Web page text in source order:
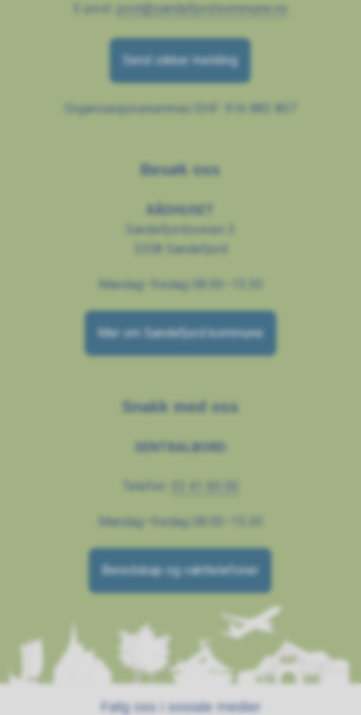
post@sandefjord.kommune.no
Send sikker melding
Organisasjonsnummer/EHF: 916 882 807
Besøk oss
Sandefjordsveien 3
3208 Sandefjord
Mandag–fredag 08.00–15.30
Mer om Sandefjord kommune
Snakk med oss
SENTRALBORD
Telefon:
Mandag–fredag 08.00–15.30
Beredskap og vakttelefoner
Følg oss i sosiale medier